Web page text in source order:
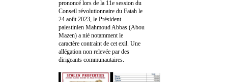
prononcé lors de la 11e session du
Conseil révolutionnaire du Fatah le
24 août 2023, le Président
palestinien Mahmoud Abbas (Abou
Mazen) a nié notamment le
caractère contraint de cet exil. Une
allégation non relevée par des
dirigeants communautaires.